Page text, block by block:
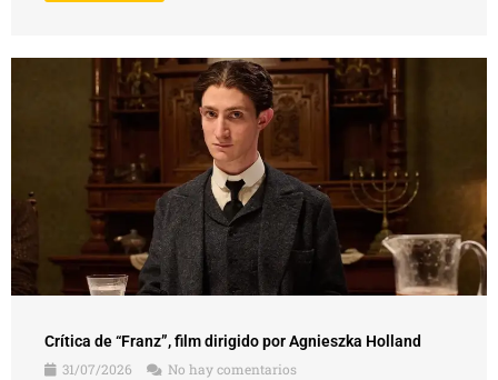
Crítica de “Franz”, film dirigido por Agnieszka Holland
31/07/2026
No hay comentarios